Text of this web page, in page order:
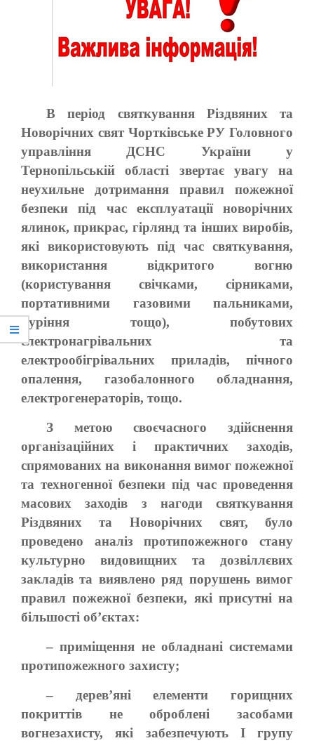
В період святкування Різдвяних та
Новорічних свят Чортківське РУ Головного
управління ДСНС України у
Тернопільській області звертає увагу на
неухильне дотримання правил пожежної
безпеки під час експлуатації новорічних
ялинок, прикрас, гірлянд та інших виробів,
які використовують під час святкування,
використання відкритого вогню
(користування свічками, сірниками,
портативними газовими пальниками,
куріння тощо), побутових
електронагрівальних та
електрообігрівальних приладів, пічного
опалення, газобалонного обладнання,
електрогенераторів, тощо.
З метою своєчасного здійснення
організаційних і практичних заходів,
спрямованих на виконання вимог пожежної
та техногенної безпеки під час проведення
масових заходів з нагоди святкування
Різдвяних та Новорічних свят, було
проведено аналіз протипожежного стану
культурно видовищних та дозвіллєвих
закладів та виявлено ряд порушень вимог
правил пожежної безпеки, які присутні на
більшості об’єктах:
– приміщення не обладнані системами
протипожежного захисту;
– дерев’яні елементи горищних
покриттів не оброблені засобами
вогнезахисту, які забезпечують І групу